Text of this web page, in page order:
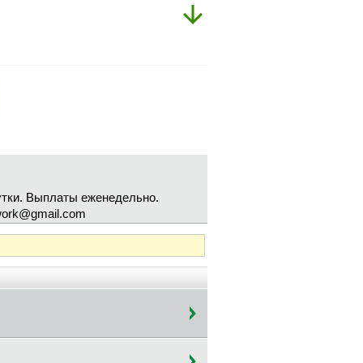
Выплаты еженедельно.